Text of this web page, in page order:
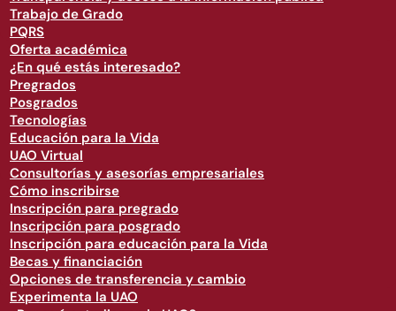
Trabajo de Grado
PQRS
Oferta académica
¿En qué estás interesado?
Pregrados
Posgrados
Tecnologías
Educación para la Vida
UAO Virtual
Consultorías y asesorías empresariales
Cómo inscribirse
Inscripción para pregrado
Inscripción para posgrado
Inscripción para educación para la Vida
Becas y financiación
Opciones de transferencia y cambio
Experimenta la UAO